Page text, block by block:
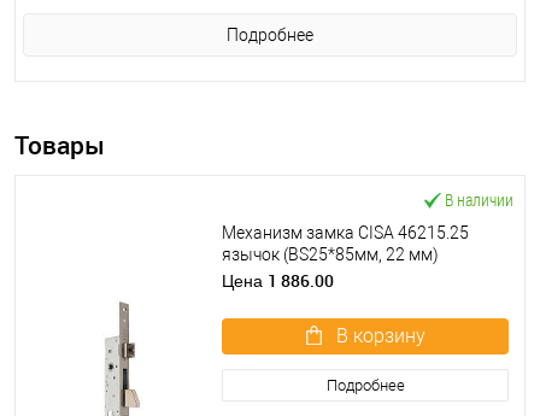
Подробнее
Товары
В наличии
Механизм замка CISA 46215.25
язычок (BS25*85мм, 22 мм)
нержавеющая сталь
Цена 1 886.00
В корзину
Подробнее